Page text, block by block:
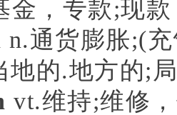
金，专款;现
n.通货膨胀;(
地的.地方的;
vt.维持;维修